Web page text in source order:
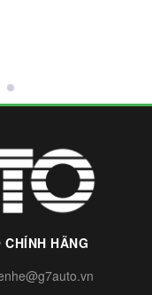
HÃNG